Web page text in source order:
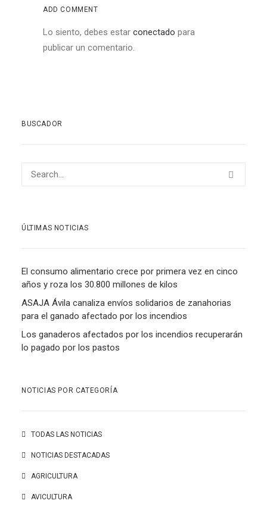
ADD COMMENT
Lo siento, debes estar conectado para
publicar un comentario.
BUSCADOR
ÚLTIMAS NOTICIAS
El consumo alimentario crece por primera vez en cinco
años y roza los 30.800 millones de kilos
ASAJA Ávila canaliza envíos solidarios de zanahorias
para el ganado afectado por los incendios
Los ganaderos afectados por los incendios recuperarán
lo pagado por los pastos
NOTICIAS POR CATEGORÍA
TODAS LAS NOTICIAS
NOTICIAS DESTACADAS
AGRICULTURA
AVICULTURA